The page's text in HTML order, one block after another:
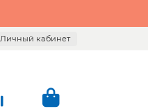
Личный кабинет